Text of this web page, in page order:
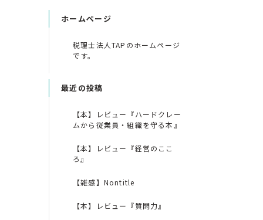
ホームページ
税理士法人TAPのホームページ
です。
最近の投稿
【本】レビュー『ハードクレー
ムから従業員・組織を守る本』
【本】レビュー『経営のここ
ろ』
【雑感】Nontitle
【本】レビュー『質問力』